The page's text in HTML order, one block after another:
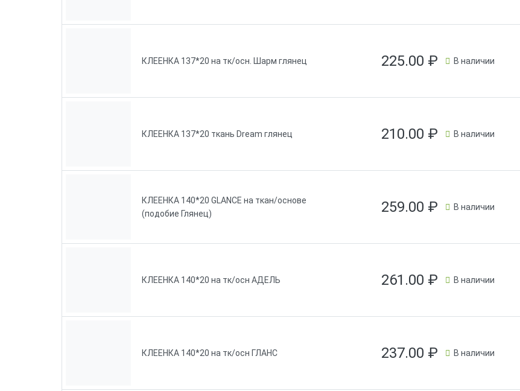
КЛЕЕНКА 137*20 на тк/осн. Шарм глянец 225.00 ₽ В наличии
КЛЕЕНКА 137*20 ткань Dream глянец 210.00 ₽ В наличии
КЛЕЕНКА 140*20 GLANCE на ткан/основе
(подобие Глянец)
259.00 ₽ В наличии
КЛЕЕНКА 140*20 на тк/осн АДЕЛЬ 261.00 ₽ В наличии
КЛЕЕНКА 140*20 на тк/осн ГЛАНС 237.00 ₽ В наличии